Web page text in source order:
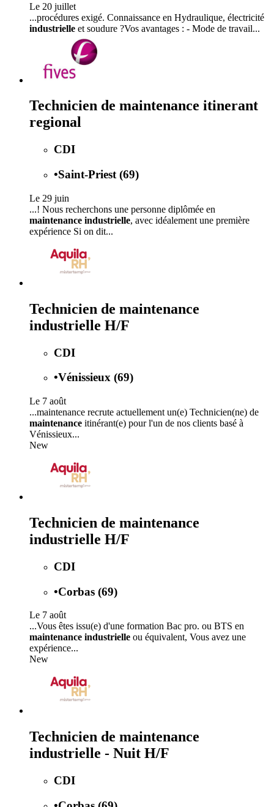
Le 20 juillet
...procédures exigé. Connaissance en Hydraulique, électricité
industrielle et soudure ?Vos avantages : - Mode de travail...
Technicien de maintenance itinerant
regional
CDI
•Saint-Priest (69)
Le 29 juin
...! Nous recherchons une personne diplômée en
maintenance industrielle, avec idéalement une première
expérience Si on dit...
Technicien de maintenance
industrielle H/F
CDI
•Vénissieux (69)
Le 7 août
...maintenance recrute actuellement un(e) Technicien(ne) de
maintenance itinérant(e) pour l'un de nos clients basé à
Vénissieux...
New
Technicien de maintenance
industrielle H/F
CDI
•Corbas (69)
Le 7 août
...Vous êtes issu(e) d'une formation Bac pro. ou BTS en
maintenance industrielle ou équivalent, Vous avez une
expérience...
New
Technicien de maintenance
industrielle - Nuit H/F
CDI